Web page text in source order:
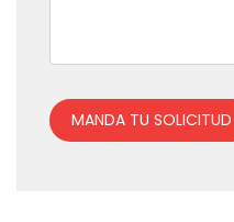
MANDA TU SOLICITUD